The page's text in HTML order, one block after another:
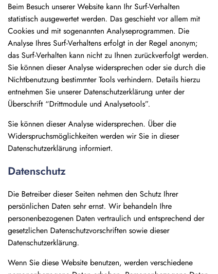
Beim Besuch unserer Website kann Ihr Surf-Verhalten
statistisch ausgewertet werden. Das geschieht vor allem mit
Cookies und mit sogenannten Analyseprogrammen. Die
Analyse Ihres Surf-Verhaltens erfolgt in der Regel anonym;
das Surf-Verhalten kann nicht zu Ihnen zurückverfolgt werden.
Sie können dieser Analyse widersprechen oder sie durch die
Nichtbenutzung bestimmter Tools verhindern. Details hierzu
entnehmen Sie unserer Datenschutzerklärung unter der
Überschrift “Drittmodule und Analysetools”.
Sie können dieser Analyse widersprechen. Über die
Widerspruchsmöglichkeiten werden wir Sie in dieser
Datenschutzerklärung informiert.
Datenschutz
Die Betreiber dieser Seiten nehmen den Schutz Ihrer
persönlichen Daten sehr ernst. Wir behandeln Ihre
personenbezogenen Daten vertraulich und entsprechend der
gesetzlichen Datenschutzvorschriften sowie dieser
Datenschutzerklärung.
Wenn Sie diese Website benutzen, werden verschiedene